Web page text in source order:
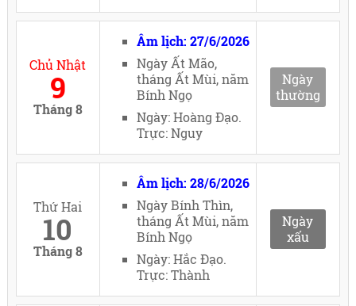
Chủ Nhật
9
Tháng 8
Âm lịch: 27/6/2026
Ngày Ất Mão,
tháng Ất Mùi, năm
Bính Ngọ
Ngày: Hoàng Đạo.
Trực: Nguy
Ngày
thường
Thứ Hai
10
Tháng 8
Âm lịch: 28/6/2026
Ngày Bính Thìn,
tháng Ất Mùi, năm
Bính Ngọ
Ngày: Hắc Đạo.
Trực: Thành
Ngày
xấu